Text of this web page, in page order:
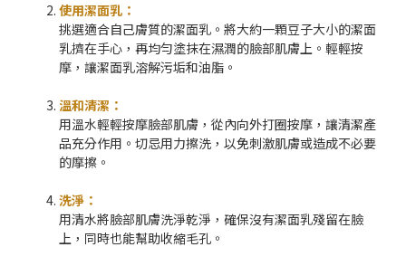
使用潔面乳：
挑選適合自己膚質的潔面乳。將大約一顆豆子大小的潔面
乳擠在手心，再均勻塗抹在濕潤的臉部肌膚上。輕輕按
摩，讓潔面乳溶解污垢和油脂。
溫和清潔：
用溫水輕輕按摩臉部肌膚，從內向外打圈按摩，讓清潔產
品充分作用。切忌用力擦洗，以免刺激肌膚或造成不必要
的摩擦。
洗淨：
用清水將臉部肌膚洗淨乾淨，確保沒有潔面乳殘留在臉
上，同時也能幫助收縮毛孔。